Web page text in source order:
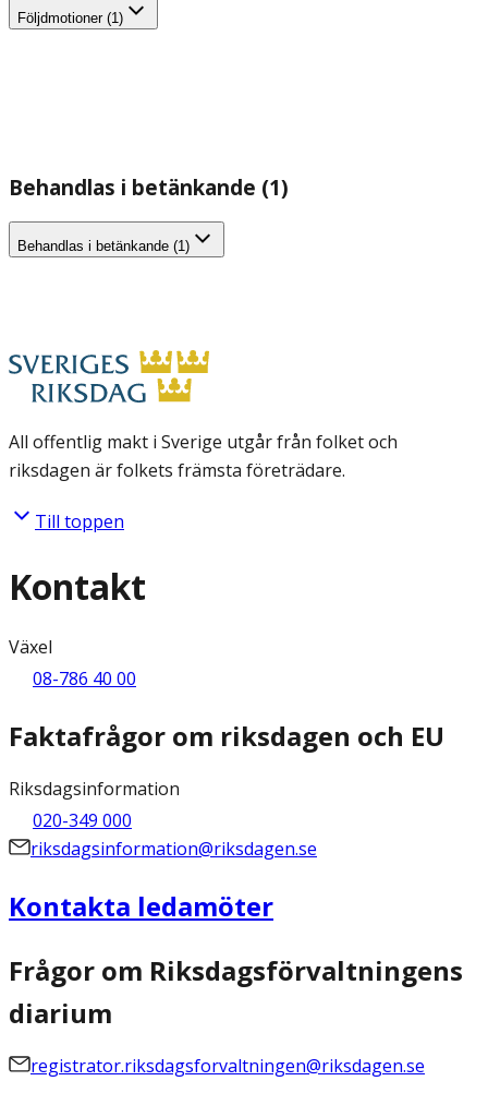
Följdmotioner (1)
Behandlas i betänkande (1)
Behandlas i betänkande (1)
All offentlig makt i Sverige utgår från folket och
riksdagen är folkets främsta företrädare.
Till toppen
Kontakt
Växel
08-786 40 00
Faktafrågor om riksdagen och EU
Riksdagsinformation
020-349 000
riksdagsinformation@riksdagen.se
Kontakta ledamöter
Frågor om Riksdagsförvaltningens
diarium
registrator.riksdagsforvaltningen@riksdagen.se